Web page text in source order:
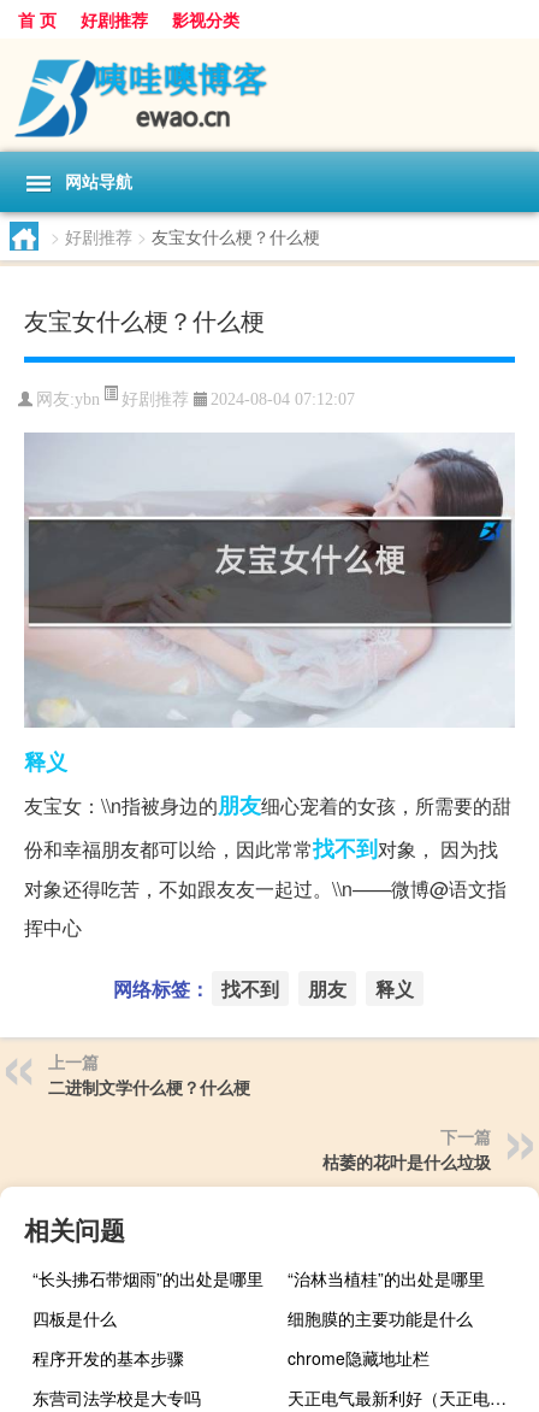
首 页 好剧推荐 影视分类
网站导航
> 好剧推荐 > 友宝女什么梗？什么梗
友宝女什么梗？什么梗
网友:ybn 好剧推荐 2024-08-04 07:12:07
释义
友宝女：\\n指被身边的朋友细心宠着的女孩，所需要的甜
份和幸福朋友都可以给，因此常常找不到对象， 因为找
对象还得吃苦，不如跟友友一起过。\\n——微博@语文指
挥中心
网络标签： 找不到 朋友 释义
上一篇
二进制文学什么梗？什么梗
下一篇
枯萎的花叶是什么垃圾
相关问题
“长头拂石带烟雨”的出处是哪里
“治林当植桂”的出处是哪里
四板是什么
细胞膜的主要功能是什么
程序开发的基本步骤
chrome隐藏地址栏
东营司法学校是大专吗
天正电气最新利好（天正电气2015）